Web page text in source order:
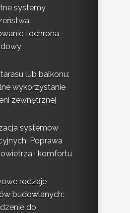
systemy
i ochrona
lub balkonu:
wykorzystanie
zewnętrznej
systemów
Poprawa
i komfortu
rodzaje
budowlanych:
do